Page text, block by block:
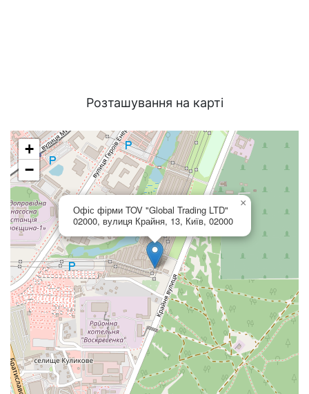
Розташування на карті
Офіс фірми TOV "Global Trading LTD"
02000, вулиця Крайня, 13, Київ, 02000
×
+
−